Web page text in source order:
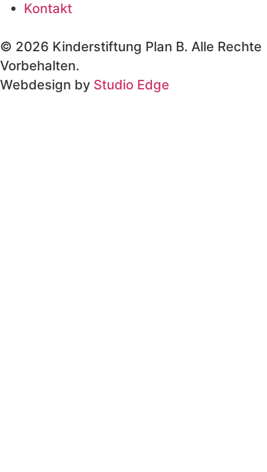
Kontakt
© 2026 Kinderstiftung Plan B. Alle Rechte
Vorbehalten.
Webdesign by Studio Edge